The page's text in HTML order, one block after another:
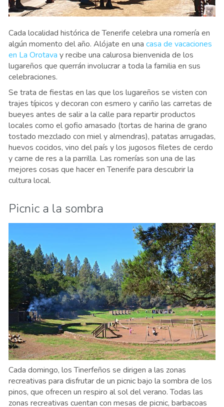
Cada localidad histórica de Tenerife celebra una romería en
algún momento del año. Alójate en una casa de vacaciones
en La Orotava y recibe una calurosa bienvenida de los
lugareños que querrán involucrar a toda la familia en sus
celebraciones.
Se trata de fiestas en las que los lugareños se visten con
trajes típicos y decoran con esmero y cariño las carretas de
bueyes antes de salir a la calle para repartir productos
locales como el gofio amasado (tortas de harina de grano
tostado mezclado con miel y almendras), patatas arrugadas,
huevos cocidos, vino del país y los jugosos filetes de cerdo
y carne de res a la parrilla. Las romerías son una de las
mejores cosas que hacer en Tenerife para descubrir la
cultura local.
Picnic a la sombra
Cada domingo, los Tinerfeños se dirigen a las zonas
recreativas para disfrutar de un picnic bajo la sombra de los
pinos, que ofrecen un respiro al sol del verano. Todas las
zonas recreativas cuentan con mesas de picnic, barbacoas